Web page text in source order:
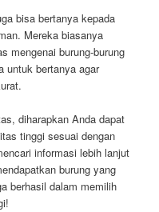
bisa bertanya kepada
Mereka biasanya
mengenai burung-burung
untuk bertanya agar
diharapkan Anda dapat
tinggi sesuai dengan
informasi lebih lanjut
burung yang
berhasil dalam memilih